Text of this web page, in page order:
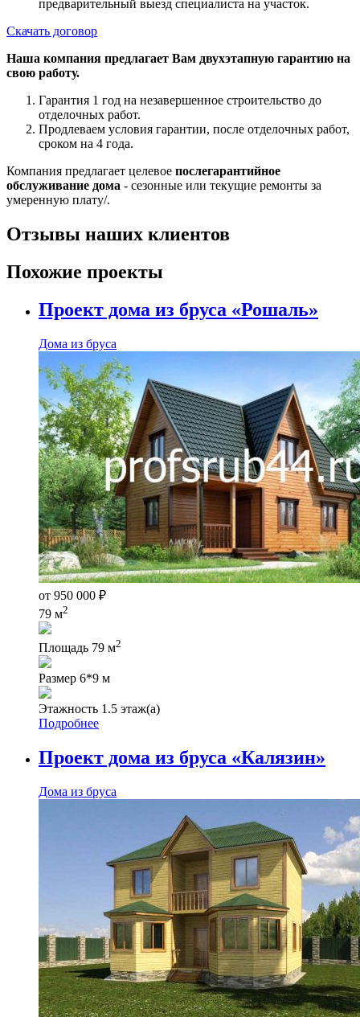
предварительный выезд специалиста на участок.
Скачать договор
Наша компания предлагает Вам двухэтапную гарантию на
свою работу.
Гарантия 1 год на незавершенное строительство до
отделочных работ.
Продлеваем условия гарантии, после отделочных работ,
сроком на 4 года.
Компания предлагает целевое послегарантийное
обслуживание дома - сезонные или текущие ремонты за
умеренную плату/.
Отзывы наших клиентов
Похожие проекты
Проект дома из бруса «Рошаль»
Дома из бруса
от 950 000 ₽
79 м2
Площадь 79 м2
Размер 6*9 м
Этажность 1.5 этаж(а)
Подробнее
Проект дома из бруса «Калязин»
Дома из бруса